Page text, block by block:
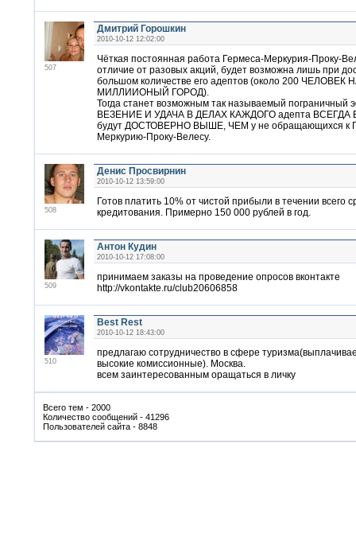
507
Дмитрий Горошкин
2010-10-12 12:02:00
Чёткая постоянная работа Гермеса-Меркурия-Проку-
отличие от разовых акций, будет возможна лишь при
большом количестве его адептов (около 200 ЧЕЛОВЕК
МИЛЛИИОНЫЙ ГОРОД).
Тогда станет возможным так называемый пограничный
ВЕЗЕНИЕ И УДАЧА В ДЕЛАХ КАЖДОГО адепта ВСЕГДА
будут ДОСТОВЕРНО ВЫШЕ, ЧЕМ у не обращающихся к
Меркурию-Проку-Велесу.
508
Денис Просвирнин
2010-10-12 13:59:00
Готов платить 10% от чистой прибыли в течении всего
кредитования. Примерно 150 000 рублей в год.
509
Антон Кудин
2010-10-12 17:08:00
принимаем заказы на проведение опросов вконтакте
http://vkontakte.ru/club20606858
510
Best Rest
2010-10-12 18:43:00
предлагаю сотрудничество в сфере
высокие комиссионные). Москва.
всем заинтересованным оращаться в личку
Всего тем - 2000
Количество сообщений - 41296
Пользователей сайта - 8848